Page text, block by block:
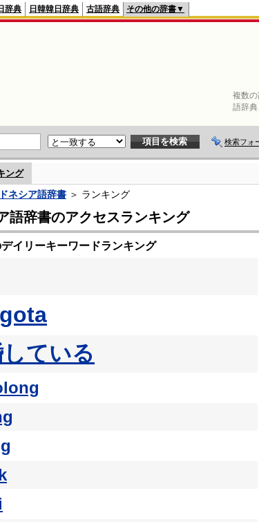
複数
語辞典
辞典 日韓韓日辞典 古語辞典 その他の辞書▼
検索フォ
ング
ネシア語辞書 ＞ ランキング
語辞書のアクセスランキング
イリーキーワードランキング
ている